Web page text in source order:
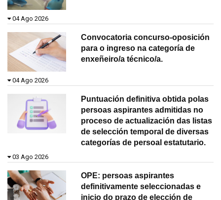
04 Ago 2026
Convocatoria concurso-oposición
para o ingreso na categoría de
enxeñeiro/a técnico/a.
04 Ago 2026
Puntuación definitiva obtida polas
persoas aspirantes admitidas no
proceso de actualización das listas
de selección temporal de diversas
categorías de persoal estatutario.
03 Ago 2026
OPE: persoas aspirantes
definitivamente seleccionadas e
inicio do prazo de elección de